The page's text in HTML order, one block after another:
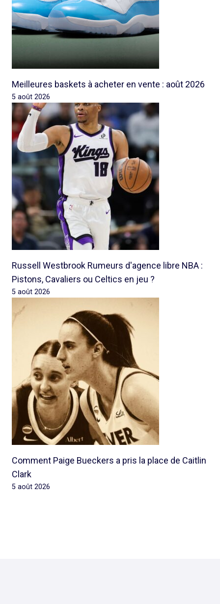
Meilleures baskets à acheter en vente : août 2026
5 août 2026
Russell Westbrook Rumeurs d'agence libre NBA :
Pistons, Cavaliers ou Celtics en jeu ?
5 août 2026
Comment Paige Bueckers a pris la place de Caitlin
Clark
5 août 2026